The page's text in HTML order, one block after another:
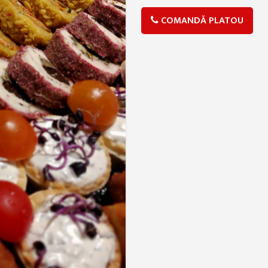
COMANDĂ PLATOU